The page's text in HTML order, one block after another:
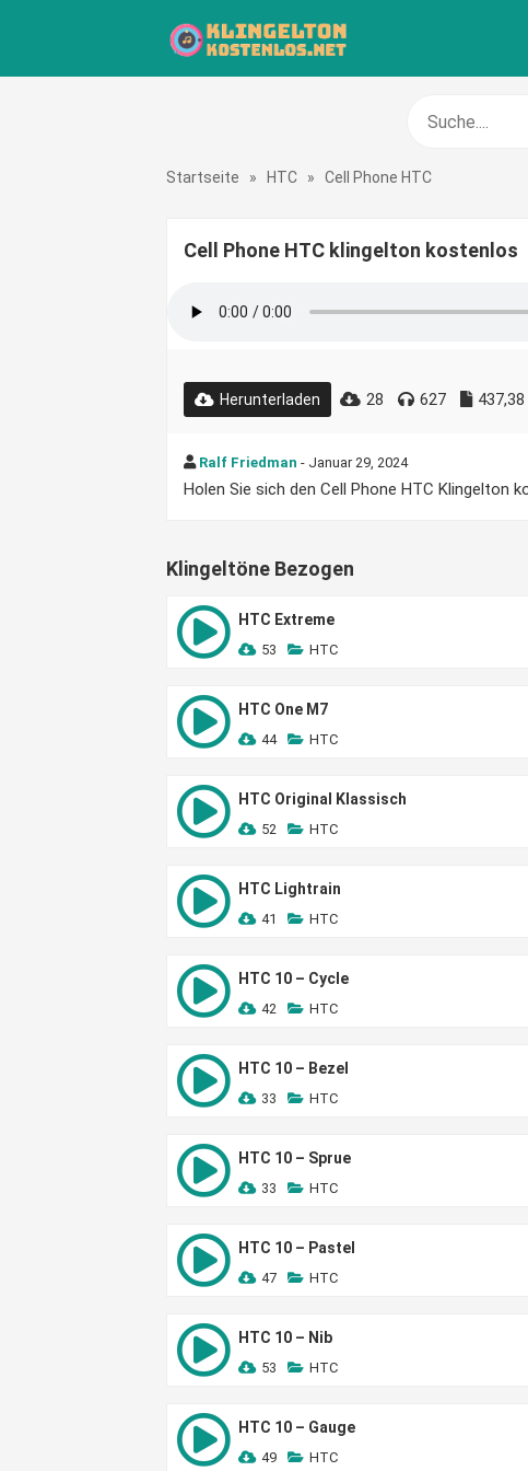
Startseite » HTC » Cell Phone HTC
Cell Phone HTC klingelton kostenlos
Herunterladen 28 627 437,38
Ralf Friedman - Januar 29, 2024
Holen Sie sich den Cell Phone HTC Klingelton
Klingeltöne Bezogen
HTC Extreme
53 HTC
HTC One M7
44 HTC
HTC Original Klassisch
52 HTC
HTC Lightrain
41 HTC
HTC 10 – Cycle
42 HTC
HTC 10 – Bezel
33 HTC
HTC 10 – Sprue
33 HTC
HTC 10 – Pastel
47 HTC
HTC 10 – Nib
53 HTC
HTC 10 – Gauge
49 HTC